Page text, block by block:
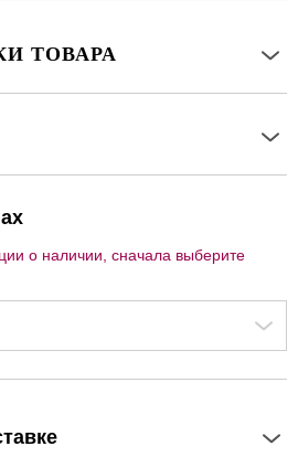
ТОВАРА
о наличии, сначала выберите